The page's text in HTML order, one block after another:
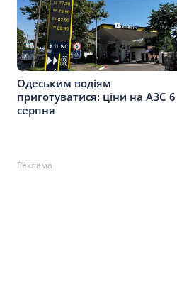
Одеським водіям
приготуватися: ціни на АЗС 6
серпня
Реклама